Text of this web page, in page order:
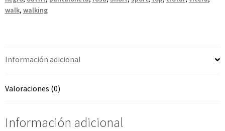
walk, walking
Información adicional
Valoraciones (0)
Información adicional